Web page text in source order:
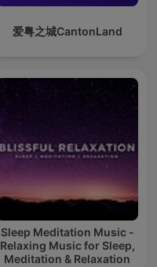
爱粤之城CantonLand
Sleep Meditation Music -
Relaxing Music for Sleep,
Meditation & Relaxation